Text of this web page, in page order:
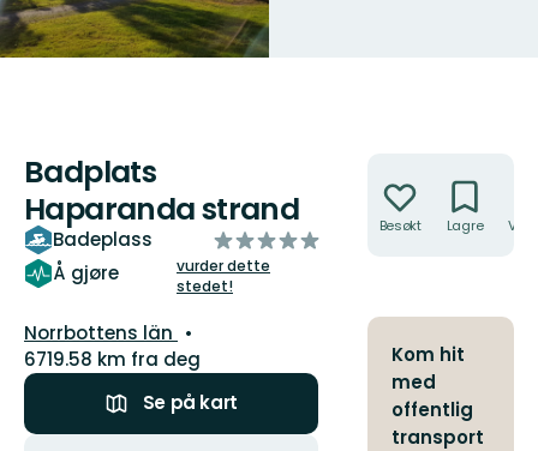
Badplats
Haparanda strand
Badeplass
Å gjøre
av
5
stjerner
vurder dette
stedet!
Fylke:
Norrbottens län
6719.58 km fra deg
Se på kart
Besøkt Lagre
Kom hit
med
offentlig
transport